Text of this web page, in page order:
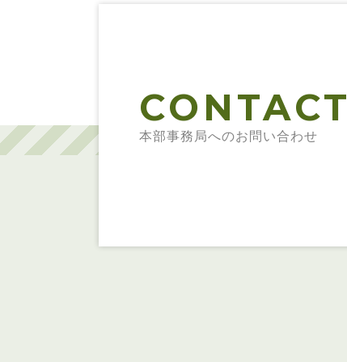
CONTACT
本部事務局へのお問い合わせ